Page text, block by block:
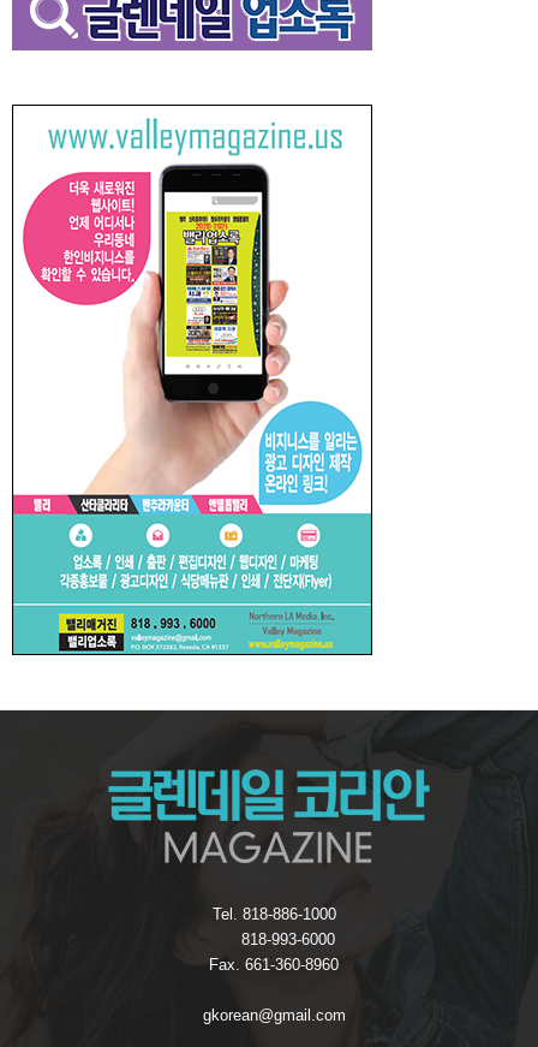
Tel. 818-886-1000
818-993-6000
Fax. 661-360-8960
gkorean@gmail.com